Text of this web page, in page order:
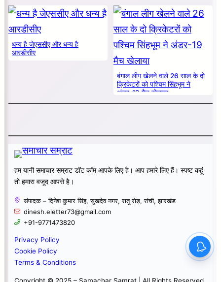
धन्य है जेएससीए और धन्य है
आरडीसीए
बंगाल लीग खेलने वाले 26 साल के दो
क्रिकेटरों को पश्चिम सिंहभूम ने
अंडर-19 मैच खेलाया
हम यानी समाचार सम्राट डॉट कॉम आपके लिए है। आप हमारे लिए हैं। स्पष्ट कहूं
तो हमारा वजूद आपसे है।
संपादक – दिनेश कुमार सिंह, सुखदेव नगर, रातू रोड़, रांची, झारखंड
dinesh.eletter73@gmail.com
+91-9771473820
Privacy Policy
Cookie Policy
Terms & Conditions
Copyright © 2025 – Samachar Samrat | All Rights Reserved.